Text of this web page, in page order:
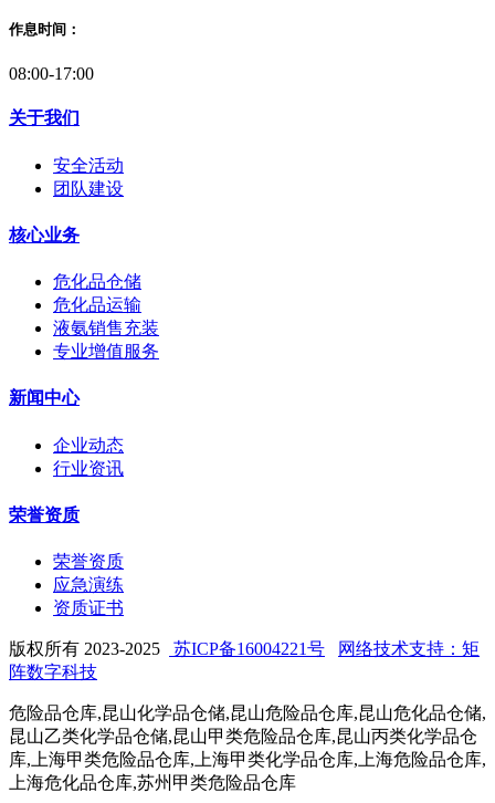
作息时间：
08:00-17:00
关于我们
安全活动
团队建设
核心业务
危化品仓储
危化品运输
液氨销售充装
专业增值服务
新闻中心
企业动态
行业资讯
荣誉资质
荣誉资质
应急演练
资质证书
版权所有 2023-2025 苏ICP备16004221号
网络技术支持：矩
阵数字科技
危险品仓库,昆山化学品仓储,昆山危险品仓库,昆山危化品仓储,
昆山乙类化学品仓储,昆山甲类危险品仓库,昆山丙类化学品仓
库,上海甲类危险品仓库,上海甲类化学品仓库,上海危险品仓库,
上海危化品仓库,苏州甲类危险品仓库